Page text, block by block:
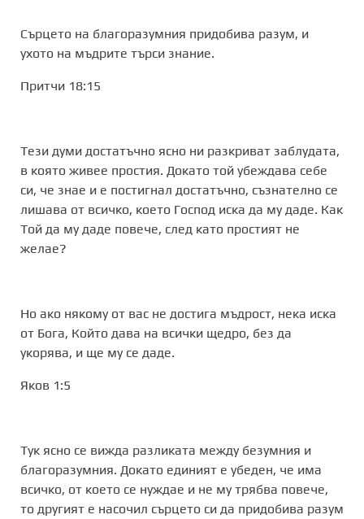
Сърцето на благоразумния придобива разум, и
ухото на мъдрите търси знание.
Притчи 18:15
Тези думи достатъчно ясно ни разкриват заблудата,
в която живее простия. Докато той убеждава себе
си, че знае и е постигнал достатъчно, съзнателно се
лишава от всичко, което Господ иска да му даде. Как
Той да му даде повече, след като простият не
желае?
Но ако някому от вас не достига мъдрост, нека иска
от Бога, Който дава на всички щедро, без да
укорява, и ще му се даде.
Яков 1:5
Тук ясно се вижда разликата между безумния и
благоразумния. Докато единият е убеден, че има
всичко, от което се нуждае и не му трябва повече,
то другият е насочил сърцето си да придобива разум